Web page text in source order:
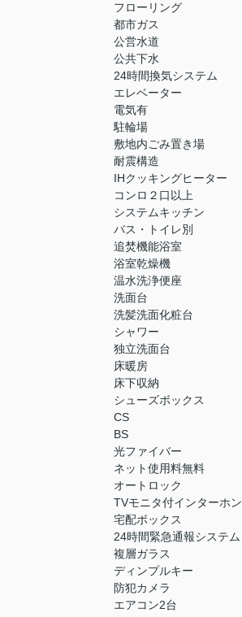
フローリング
都市ガス
公営水道
公共下水
24時間換気システム
エレベーター
電気有
駐輪場
敷地内ごみ置き場
耐震構造
IHクッキングヒーター
コンロ２口以上
システムキッチン
バス・トイレ別
追焚機能浴室
浴室乾燥機
温水洗浄便座
洗面台
洗髪洗面化粧台
シャワー
独立洗面台
床暖房
床下収納
シューズボックス
CS
BS
光ファイバー
ネット使用料無料
オートロック
TVモニタ付インターホン
宅配ボックス
24時間緊急通報システム
複層ガラス
ディンプルキー
防犯カメラ
エアコン2台